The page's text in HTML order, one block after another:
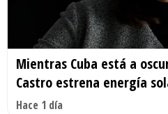
Mientras Cuba está a
Castro estrena energía
Hace 1 día